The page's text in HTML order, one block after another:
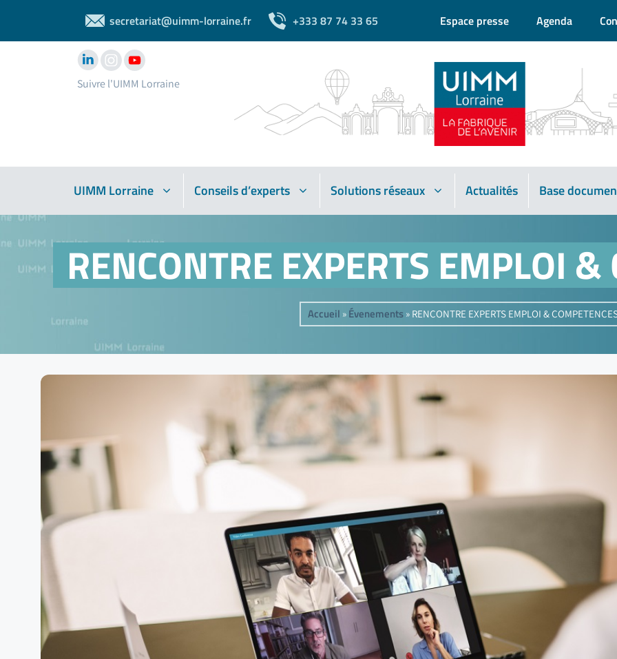
secretariat@uimm-lorraine.fr +333 87 74 33 65 Espace presse Agenda
Suivre l'UIMM Lorraine
UIMM Lorraine Conseils d’experts Solutions réseaux Actualités Base
RENCONTRE EXPERTS EMPLOI &
Accueil » Évenements» RENCONTRE EXPERTS EMPLOI &